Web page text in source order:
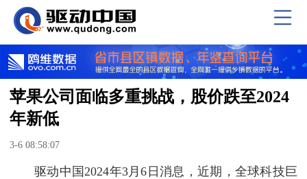
苹果公司面临多重挑战，股价跌至2024
年新低
3-6 08:58:07
驱动中国2024年3月6日消息，近期，全球科技巨